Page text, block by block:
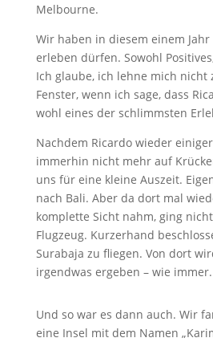
Melbourne.
Wir haben in diesem einem
erleben dürfen. Sowohl
Ich glaube, ich lehne mich nicht
Fenster, wenn ich sage, dass
wohl eines der schlimmsten
Nachdem Ricardo wieder
immerhin nicht mehr auf
uns für eine kleine Auszeit.
nach Bali. Aber da dort mal
komplette Sicht nahm, ging
Flugzeug. Kurzerhand
Surabaja zu fliegen. Von dort
irgendwas ergeben – wie immer.
Und so war es dann auch. Wir
eine Insel mit dem Namen